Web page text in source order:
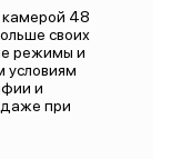
камерой 48
своих
режимы и
условиям
и
даже при